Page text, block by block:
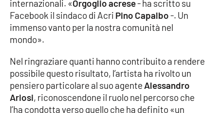
LaC OnAir
EDIZIONI
LOCALI
Catanzaro
Crotone
internazionali. «Orgoglio acrese- ha scritto su
Facebook il sindaco di Acri Pino Capalbo-. Un
immenso vanto per la nostra comunità nel
mondo».
Nel ringraziare quanti hanno contribuito a rendere
possibile questo risultato, l’artista ha rivolto un
pensiero particolare al suo agente Alessandro
Ariosi, riconoscendone il ruolo nel percorso che
l’ha condotta verso quello che ha definito «un